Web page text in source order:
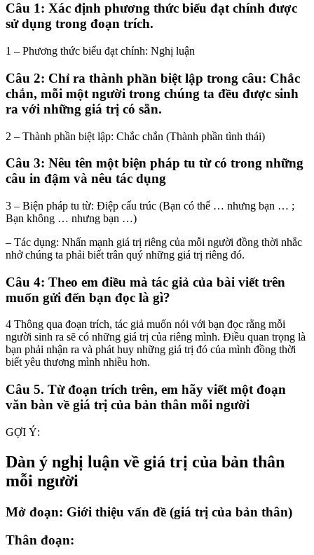
Câu 1: Xác định phương thức biểu đạt chính được
sử dụng trong đoạn trích.
1 – Phương thức biểu đạt chính: Nghị luận
Câu 2: Chỉ ra thành phần biệt lập trong câu: Chắc
chắn, mỗi một người trong chúng ta đều được sinh
ra với những giá trị có sẵn.
2 – Thành phần biệt lập: Chắc chắn (Thành phần tình thái)
Câu 3: Nêu tên một biện pháp tu từ có trong những
câu in đậm và nêu tác dụng
3 – Biện pháp tu từ: Điệp cấu trúc (Bạn có thể … nhưng bạn … ;
Bạn không … nhưng bạn …)
– Tác dụng: Nhấn mạnh giá trị riêng của mỗi người đồng thời nhắc
nhở chúng ta phải biết trân quý những giá trị riêng đó.
Câu 4: Theo em điều mà tác giả của bài viết trên
muốn gửi đến bạn đọc là gì?
4 Thông qua đoạn trích, tác giả muốn nói với bạn đọc rằng mỗi
người sinh ra sẽ có những giá trị của riêng mình. Điều quan trọng là
bạn phải nhận ra và phát huy những giá trị đó của mình đồng thời
biết yêu thương mình nhiều hơn.
Câu 5. Từ đoạn trích trên, em hãy viết một đoạn
văn bàn về giá trị của bản thân mỗi người
GỢI Ý:
Dàn ý nghị luận về giá trị của bản thân
mỗi người
Mở đoạn: Giới thiệu vấn đề (giá trị của bản thân)
Thân đoạn: